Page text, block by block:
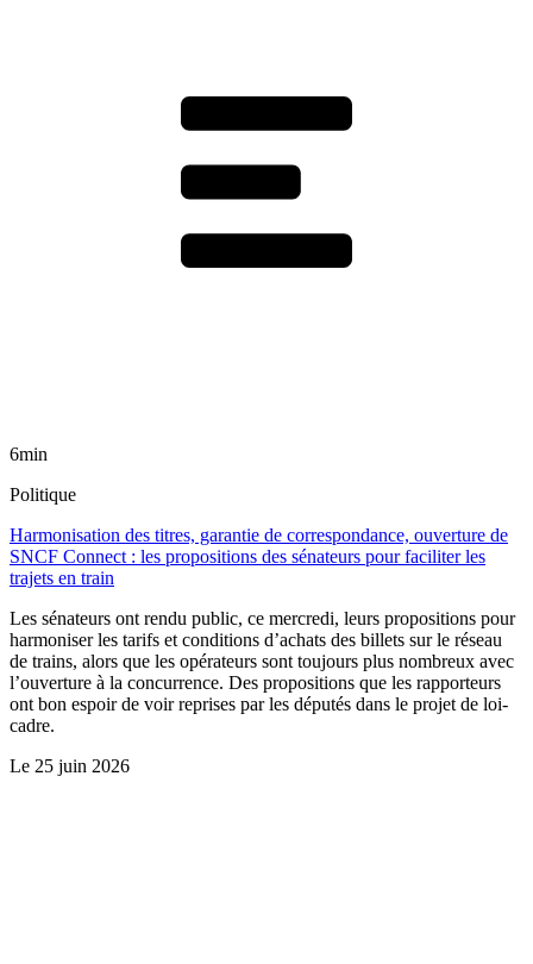
6min
Politique
Harmonisation des titres, garantie de correspondance, ouverture de
SNCF Connect : les propositions des sénateurs pour faciliter les
trajets en train
Les sénateurs ont rendu public, ce mercredi, leurs propositions pour
harmoniser les tarifs et conditions d’achats des billets sur le réseau
de trains, alors que les opérateurs sont toujours plus nombreux avec
l’ouverture à la concurrence. Des propositions que les rapporteurs
ont bon espoir de voir reprises par les députés dans le projet de loi-
cadre.
Le 25 juin 2026